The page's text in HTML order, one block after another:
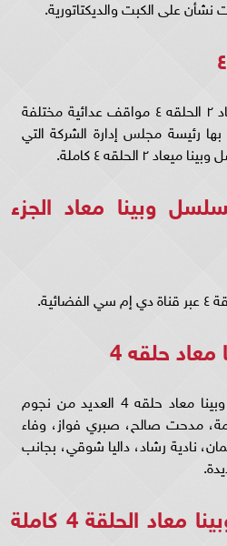
وتنشأ في مسلسل وبينا معاد ٢ الحلقه ٤ مواقف عدائية مختلفة
رئيسة مجلس إدارة الشركة التي
الحلقه ٤ كاملة.
وبينا معاد الجزء
حلقه 4
يشارك في بطولة مسلسل وبينا معاد حلقه 4 العديد من نجوم
مدحت صالح، صبري فواز، وفاء
نادية رشاد، داليا شوقي، بجانب
مشاهدة مسلسل وبينا معاد الحلقة 4 كاملة